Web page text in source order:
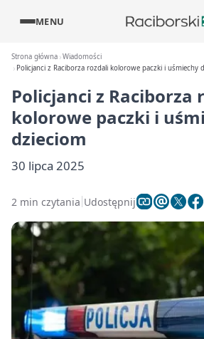
MENU
Strona główna Wiadomości
Policjanci z Raciborza rozdali kolorowe paczki i uśmiechy
Policjanci z Raciborza
kolorowe paczki i
dzieciom
30 lipca 2025
2 min czytania Udostępnij